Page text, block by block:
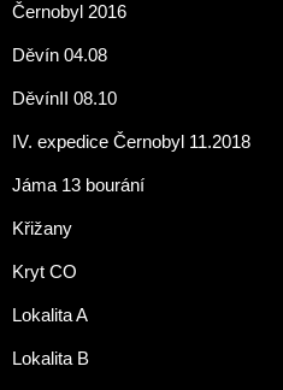
Černobyl 2016
Děvín 04.08
DěvínII 08.10
IV. expedice Černobyl 11.2018
Jáma 13 bourání
Křižany
Kryt CO
Lokalita A
Lokalita B